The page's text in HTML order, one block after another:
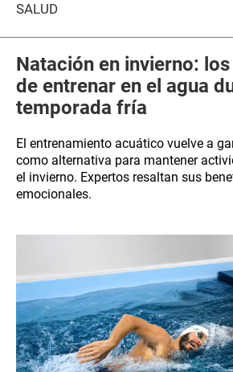
SALUD
Natación en invierno:
de entrenar en el agua
temporada fría
El entrenamiento acuático vuelve a
como alternativa para mantener
el invierno. Expertos resaltan sus
emocionales.